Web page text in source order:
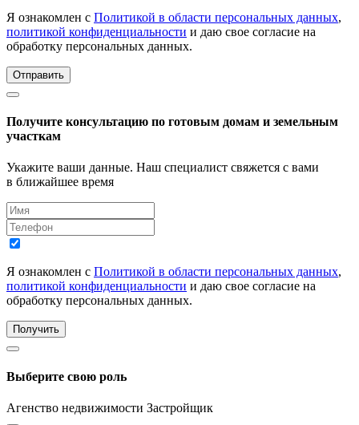
Я ознакомлен с Политикой в области персональных данных,
политикой конфиденциальности и даю свое согласие на
обработку персональных данных.
Отправить
Получите консультацию по готовым домам и земельным
участкам
Укажите ваши данные. Наш специалист свяжется с вами
в ближайшее время
Я ознакомлен с Политикой в области персональных данных,
политикой конфиденциальности и даю свое согласие на
обработку персональных данных.
Получить
Выберите свою роль
Агенство недвижимости Застройщик